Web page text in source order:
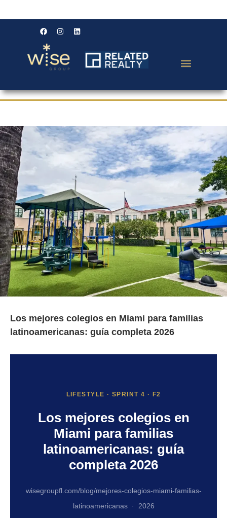
Los mejores colegios en Miami para familias
latinoamericanas: guía completa 2026
LIFESTYLE · SPRINT 4 · F2
Los mejores colegios en
Miami para familias
latinoamericanas: guía
completa 2026
wisegroupfl.com/blog/mejores-colegios-miami-familias-
latinoamericanas · 2026